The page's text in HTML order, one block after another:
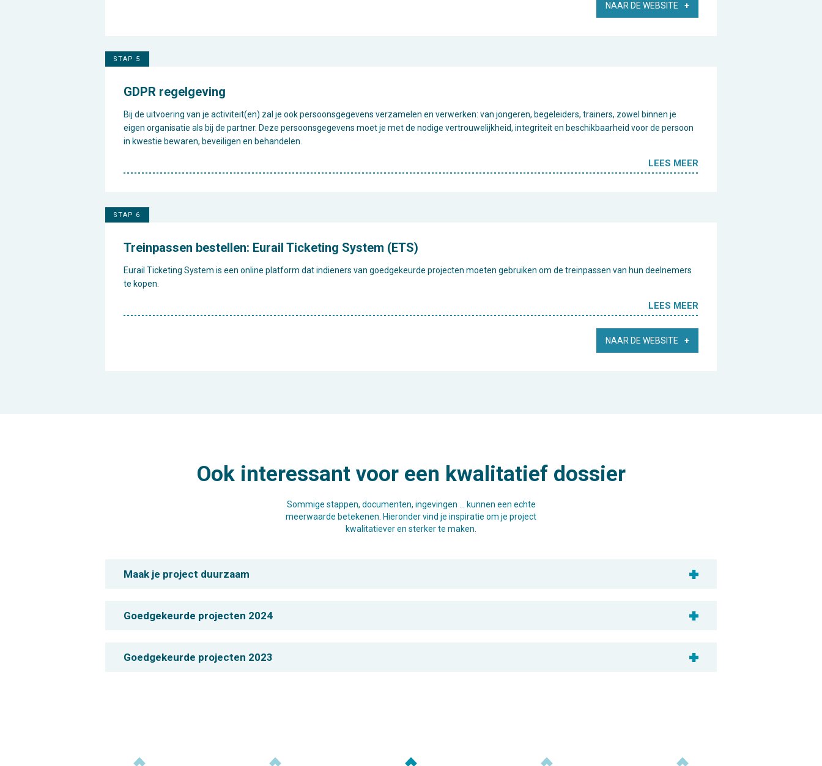
NAAR DE WEBSITE
STAP 5
GDPR regelgeving
Bij de uitvoering van je activiteit(en) zal je ook persoonsgegevens verzamelen en verwerken: van jongeren, begeleiders, trainers, zowel binnen je
eigen organisatie als bij de partner. Deze persoonsgegevens moet je met de nodige vertrouwelijkheid, integriteit en beschikbaarheid voor de persoon
in kwestie bewaren, beveiligen en behandelen.
LEES MEER
STAP 6
Treinpassen bestellen: Eurail Ticketing System (ETS)
Eurail Ticketing System is een online platform dat indieners van goedgekeurde projecten moeten gebruiken om de treinpassen van hun deelnemers
te kopen.
LEES MEER
NAAR DE WEBSITE
Ook interessant voor een kwalitatief dossier
Sommige stappen, documenten, ingevingen … kunnen een echte
meerwaarde betekenen. Hieronder vind je inspiratie om je project
kwalitatiever en sterker te maken.
Maak je project duurzaam
Goedgekeurde projecten 2024
Goedgekeurde projecten 2023